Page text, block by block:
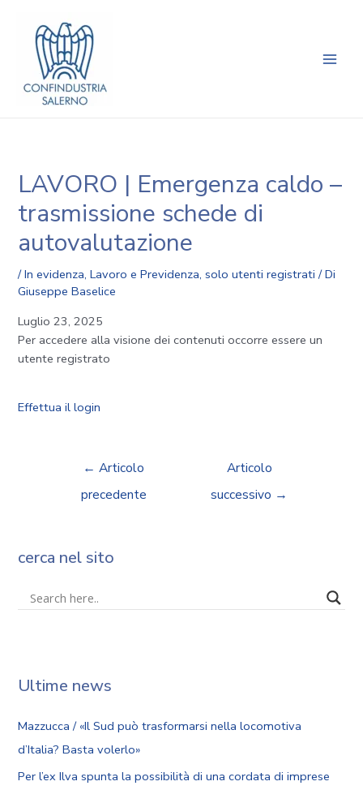
contenuto
LAVORO | Emergenza caldo –
trasmissione schede di
autovalutazione
/In evidenza,Lavoro e Previdenza,solo utenti registrati / Di
Giuseppe Baselice
Luglio 23, 2025
Per accedere alla visione dei contenuti occorre essere un
utente registrato
Effettua il login
articoli
← Articolo
precedente
Articolo
successivo →
cerca nel sito
Ultime news
Mazzucca / «Il Sud può trasformarsi nella locomotiva
d’Italia? Basta volerlo»
Per l’ex Ilva spunta la possibilità di una cordata di imprese